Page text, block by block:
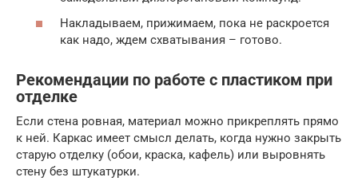
Накладываем, прижимаем, пока не раскроется
как надо, ждем схватывания – готово.
Рекомендации по работе с пластиком при
отделке
Если стена ровная, материал можно прикреплять прямо
к ней. Каркас имеет смысл делать, когда нужно закрыть
старую отделку (обои, краска, кафель) или выровнять
стену без штукатурки.